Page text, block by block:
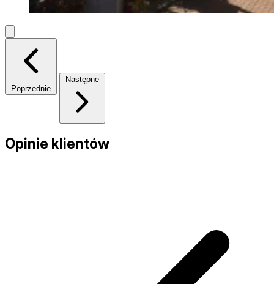
Poprzednie
Następne
Opinie klientów